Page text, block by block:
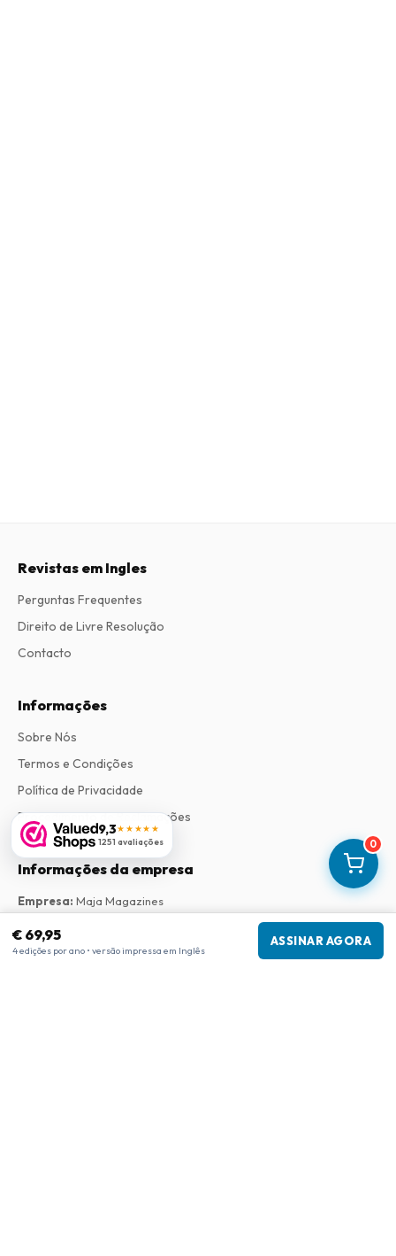
0
€ 69,95
4 edições por ano • versão impressa em Inglês
ASSINAR AGORA
9,3★★★★★
1251 avaliações
Revistas em Ingles
Perguntas Frequentes
Direito de Livre Resolução
Contacto
Informações
Sobre Nós
Termos e Condições
Política de Privacidade
Procedimento de Reclamações
Informações da empresa
Empresa: Maja Magazines
Número de IVA
Câmara de Comércio:27300515